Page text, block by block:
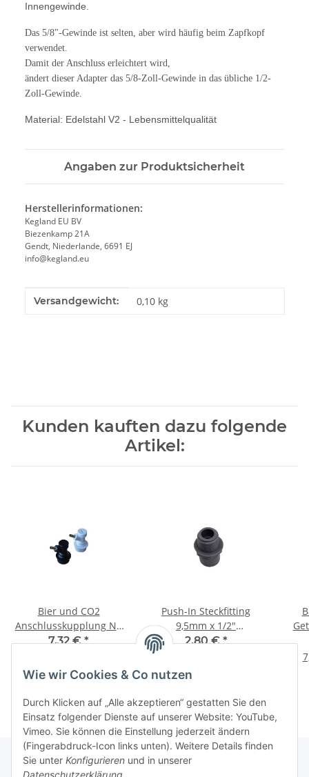
Wie wir Cookies & Co nutzen
Durch Klicken auf „Alle akzeptieren“ gestatten Sie den
Einsatz folgender Dienste auf unserer Website: YouTube,
Vimeo. Sie können die Einstellung jederzeit ändern
(Fingerabdruck-Icon links unten). Weitere Details finden
Sie unter Konfigurieren und in unserer
Innengewinde.
Das 5/8"-Gewinde ist selten, aber wird häufig beim Zapfkopf
verwendet.
Damit der Anschluss erleichtert wird,
ändert dieser Adapter das 5/8-Zoll-Gewinde in das übliche 1/2-
Zoll-Gewinde.
Material: Edelstahl V2 - Lebensmittelqualität
Angaben zur Produktsicherheit
Herstellerinformationen:
Kegland EU BV
Biezenkamp 21A
Gendt, Niederlande, 6691 EJ
info@kegland.eu
Produkteigenschaft
Wert
Versandgewicht: 0,10 kg
Kunden kauften dazu folgende
Artikel:
Bier und CO2
Anschlusskupplung NC
mit Tülle
7,32 €*
Push-In Steckfitting
9,5mm x 1/2"
Außengewinde
2,80 €*